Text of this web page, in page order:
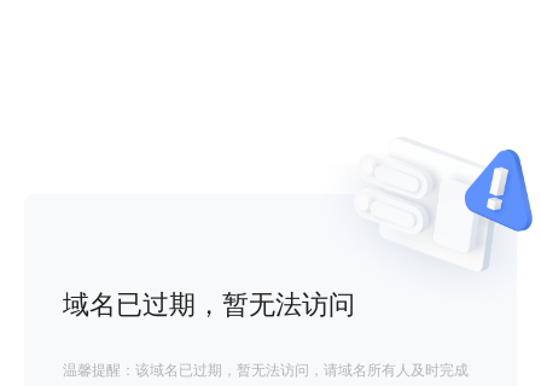
域名已过期，暂无法访问
温馨提醒：该域名已过期，暂无法访问，请域名所有人及时完成